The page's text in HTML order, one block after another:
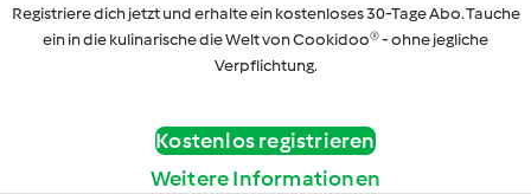
Registriere dich jetzt und erhalte ein kostenloses 30-Tage Abo. Tauche
ein in die kulinarische die Welt von Cookidoo® - ohne jegliche
Verpflichtung.
Kostenlos registrieren
Weitere Informationen